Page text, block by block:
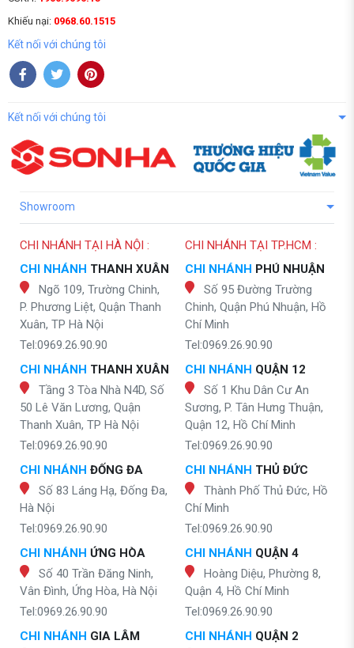
Khiếu nại: 0968.60.1515
Kết nối với chúng tôi
Kết nối với chúng tôi
Showroom
CHI NHÁNH TẠI HÀ NỘI :
CHI NHÁNH THANH XUÂN
Ngõ 109, Trường Chinh,
P. Phương Liệt, Quận Thanh
Xuân, TP Hà Nội
Tel:0969.26.90.90
CHI NHÁNH THANH XUÂN
Tầng 3 Tòa Nhà N4D, Số
50 Lê Văn Lương, Quận
Thanh Xuân, TP Hà Nội
Tel:0969.26.90.90
CHI NHÁNH ĐỐNG ĐA
Số 83 Láng Hạ, Đống Đa,
Hà Nội
Tel:0969.26.90.90
CHI NHÁNH ỨNG HÒA
Số 40 Trần Đăng Ninh,
Vân Đình, Ứng Hòa, Hà Nội
Tel:0969.26.90.90
CHI NHÁNH GIA LÂM
CHI NHÁNH TẠI TP.HCM :
CHI NHÁNH PHÚ NHUẬN
Số 95 Đường Trường
Chinh, Quận Phú Nhuận, Hồ
Chí Minh
Tel:0969.26.90.90
CHI NHÁNH QUẬN 12
Số 1 Khu Dân Cư An
Sương, P. Tân Hưng Thuận,
Quận 12, Hồ Chí Minh
Tel:0969.26.90.90
CHI NHÁNH THỦ ĐỨC
Thành Phố Thủ Đức, Hồ
Chí Minh
Tel:0969.26.90.90
CHI NHÁNH QUẬN 4
Hoàng Diệu, Phường 8,
Quận 4, Hồ Chí Minh
Tel:0969.26.90.90
CHI NHÁNH QUẬN 2